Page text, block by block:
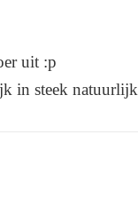
uit :p
in steek natuurlijk